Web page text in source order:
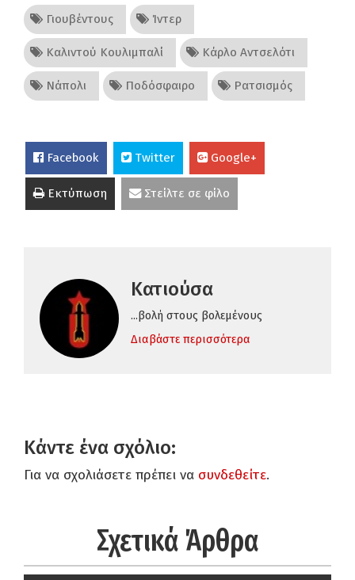
Γιουβέντους Ίντερ
Καλιντού Κουλιμπαλί Κάρλο Αντσελότι
Νάπολι Ποδόσφαιρο Ρατσισμός
Facebook Twitter Google+
Εκτύπωση Στείλτε σε φίλο
Κατιούσα
...βολή στους βολεμένους
Διαβάστε περισσότερα
Κάντε ένα σχόλιο:
Για να σχολιάσετε πρέπει να συνδεθείτε.
Σχετικά Άρθρα